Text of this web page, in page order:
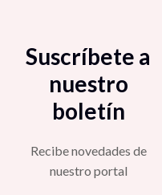
Suscríbete a
nuestro
boletín
Recibe novedades de
nuestro portal